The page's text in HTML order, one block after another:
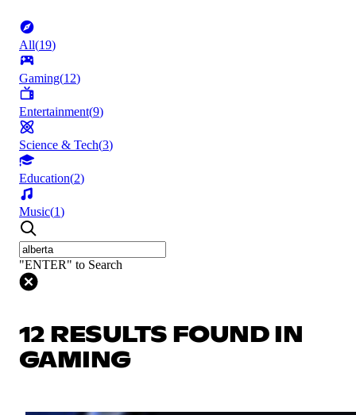
All(19)
Gaming(12)
Entertainment(9)
Science & Tech(3)
Education(2)
Music(1)
"ENTER" to Search
12 RESULTS FOUND IN
GAMING